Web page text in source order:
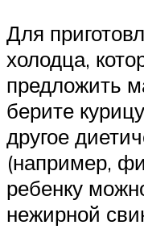
Для
холодца,
предложить
берите
другое
(например,
ребенку
нежирной